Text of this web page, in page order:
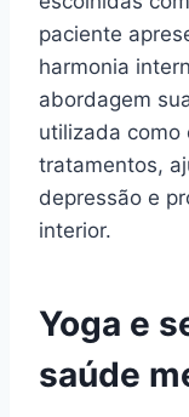
paciente
harmonia
abordagem
utilizada como
tratamentos,
depressão e
interior.
Yoga e
saúde